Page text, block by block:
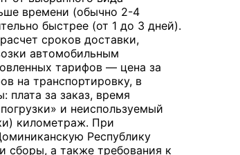
времени (обычно 2-4
быстрее (от 1 до 3 дней).
сроков доставки,
автомобильным
тарифов — цена за
на транспортировку, в
плата за заказ, время
и неиспользуемый
километраж. При
Республику
сборы, а также требования к